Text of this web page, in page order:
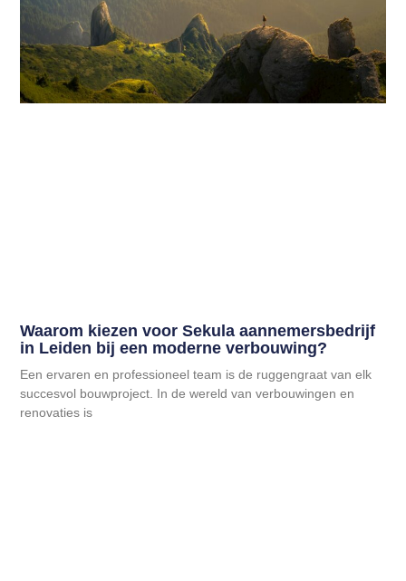
Waarom kiezen voor Sekula aannemersbedrijf
in Leiden bij een moderne verbouwing?
Een ervaren en professioneel team is de ruggengraat van elk
succesvol bouwproject. In de wereld van verbouwingen en
renovaties is